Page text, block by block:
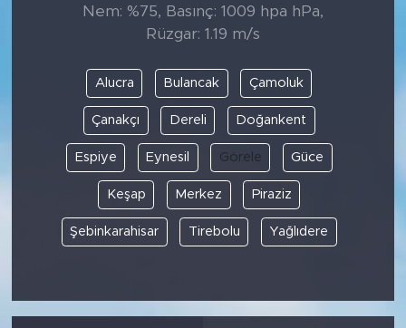
Nem: %75, Basınç: 1009 hpa hPa,
Rüzgar: 1.19 m/s
Alucra Bulancak Çamoluk
Çanakçı Dereli Doğankent
Espiye Eynesil Görele Güce
Keşap Merkez Piraziz
Şebinkarahisar Tirebolu Yağlıdere